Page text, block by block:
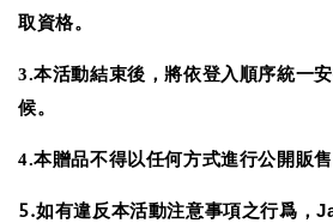
取資格。
3.本活動結束後，將依登入順序統一
候。
4.本贈品不得以任何方式進行公開販售
5.如有違反本活動注意事項之行爲，